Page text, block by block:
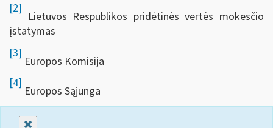
[2]
Lietuvos Respublikos pridėtinės vertės mokesčio
įstatymas
[3]
Europos Komisija
[4]
Europos Sąjunga